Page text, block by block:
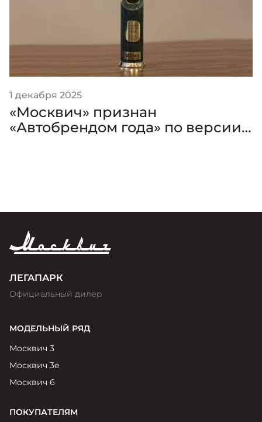
1 декабря 2025
«Москвич» признан
«Автобрендом года» по версии
ЛЕГАПАРК
Официальный дилер
МОДЕЛЬНЫЙ РЯД
Москвич 3
Москвич 3е
Москвич 6
ПОКУПАТЕЛЯМ